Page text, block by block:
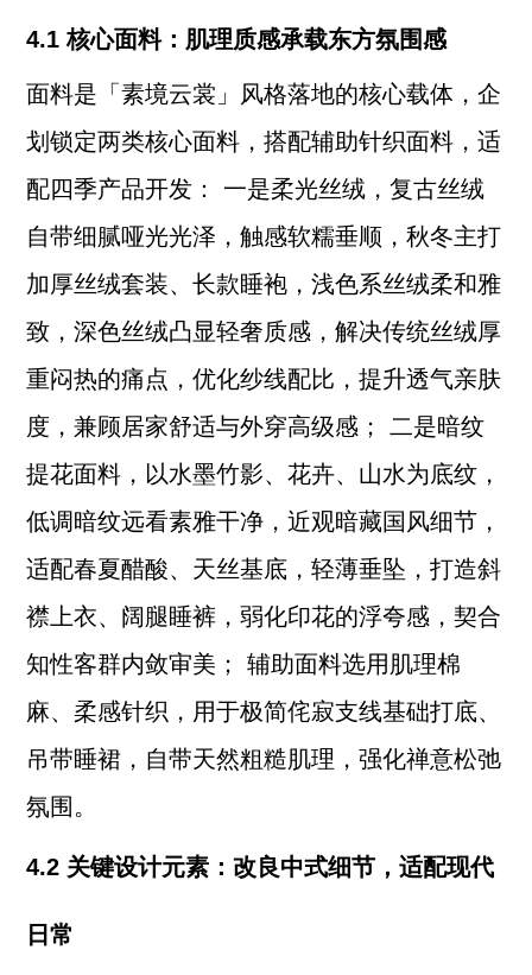
4.1 核心面料：肌理质感承载东方氛围感
面料是「素境云裳」风格落地的核心载体，企
划锁定两类核心面料，搭配辅助针织面料，适
配四季产品开发： 一是柔光丝绒，复古丝绒
自带细腻哑光光泽，触感软糯垂顺，秋冬主打
加厚丝绒套装、长款睡袍，浅色系丝绒柔和雅
致，深色丝绒凸显轻奢质感，解决传统丝绒厚
重闷热的痛点，优化纱线配比，提升透气亲肤
度，兼顾居家舒适与外穿高级感； 二是暗纹
提花面料，以水墨竹影、花卉、山水为底纹，
低调暗纹远看素雅干净，近观暗藏国风细节，
适配春夏醋酸、天丝基底，轻薄垂坠，打造斜
襟上衣、阔腿睡裤，弱化印花的浮夸感，契合
知性客群内敛审美； 辅助面料选用肌理棉
麻、柔感针织，用于极简侘寂支线基础打底、
吊带睡裙，自带天然粗糙肌理，强化禅意松弛
氛围。
4.2 关键设计元素：改良中式细节，适配现代
日常